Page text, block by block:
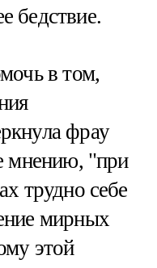
бедствие.
в том,
фрау
мнению, "при
трудно себе
мирных
этой